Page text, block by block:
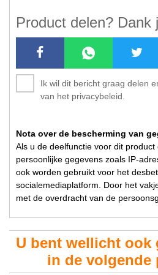
Product delen? Dank
Ik wil dit bericht graag delen
van het privacybeleid.
Nota over de bescherming van
Als u de deelfunctie voor dit product
persoonlijke gegevens zoals IP-
ook worden gebruikt voor het
socialemediaplatform. Door het
met de overdracht van de
U bent wellicht ook
in de volgende